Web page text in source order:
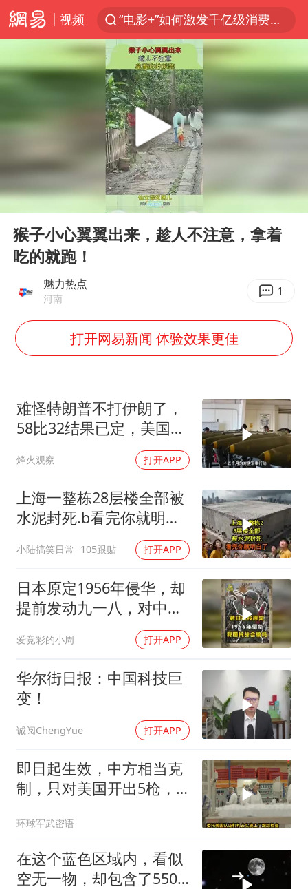
视频
“电影+”如何激发千亿级消费新活力？
泉州市委书记张毅恭被查
中医教你一招提升气血
四川宜宾市高县4.9级地震致1人死亡
胡彦斌获《歌手2026》歌王
飞机票免费退改真的来了
秋天的第一杯奶茶到底有多火
38岁演员求职万岁山NPC成功
国防部：中国军队坚决反制任何闹海挑衅图谋
夯实基础开新局
Play
00:00 00:10
猴子小心翼翼出来，趁人不注意，拿着
吃的就跑！
魅力热点
河南 1
打开网易新闻 体验效果更佳
难怪特朗普不打伊朗了，
58比32结果已定，美国专
烽火观察 打开APP
上海一整栋28层楼全部被
水泥封死.b看完你就明白
小陆搞笑日常 105跟贴 打开APP
日本原定1956年侵华，却
提前发动九一八，对中国
爱竞彩的小周 打开APP
华尔街日报：中国科技巨
变！
诚阅ChengYue 打开APP
即日起生效，中方相当克
制，只对美国开出5枪，
环球军武密语
在这个蓝色区域内，看似
空无一物，却包含了5500